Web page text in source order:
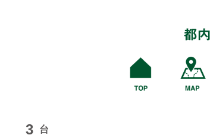
3 台